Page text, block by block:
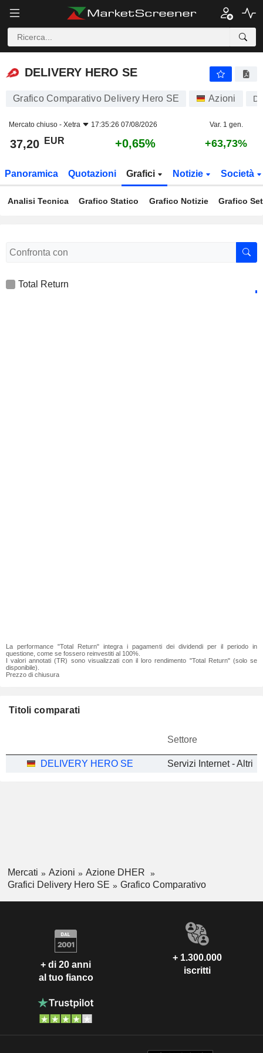
DELIVERY HERO SE
DELIVERY HERO SE
Grafico Comparativo Delivery Hero SE Azioni
Mercato chiuso - Xetra 17:35:26 07/08/2026 Var. 1 gen.
37,20 EUR +0,65% +63,73%
Panoramica Quotazioni Grafici Notizie Società
Analisi Tecnica Grafico Statico Grafico Notizie Grafico
Total Return
La performance "Total Return" integra i pagamenti dei dividendi per il periodo in
questione, come se fossero reinvestiti al 100%.
I valori annotati (TR) sono visualizzati con il loro rendimento "Total Return" (solo se
disponibile).
Prezzo di chiusura
Titoli comparati
Settore
DELIVERY HERO SE Servizi Internet - Altri
Mercati Azioni
Azione DHER
Grafici Delivery Hero SE
Grafico Comparativo
+ di 20 anni
al tuo fianco
+ 1.300.000
iscritti